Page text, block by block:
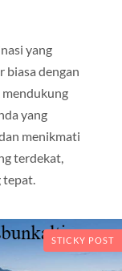
yang
biasa dengan
yang
menikmati
terdekat,
tepat.
STICKY POST